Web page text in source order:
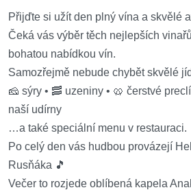
Přijďte si užít den plný vína a skvělé
Čeká vás výběr těch nejlepších
bohatou nabídkou vín.
Samozřejmě nebude chybět skvělé
🧀 sýry • 🥓 uzeniny • 🥨 čerstvé
naší udírny
…a také speciální menu v restauraci.
Po celý den vás hudbou provázejí
Rusňáka 🎵
Večer to rozjede oblíbená kapela